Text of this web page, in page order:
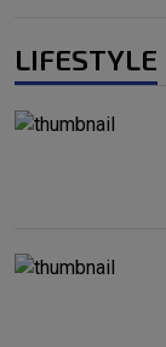
LIFESTYLE